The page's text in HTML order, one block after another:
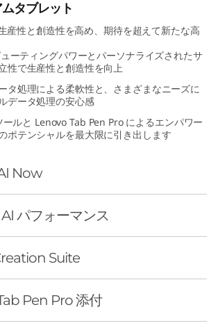
タブレット
産性と創造性を高め、期待を超えて新たな高
ーティングパワーとパーソナライズされたサ
性で生産性と創造性を向上
タ処理による柔軟性と、さまざまなニーズに
データ処理の安心感
ルと Lenovo Tab Pen Pro によるエンパワー
ポテンシャルを最大限に引き出します
Now
パフォーマンス
Suite
Pen Pro 添付